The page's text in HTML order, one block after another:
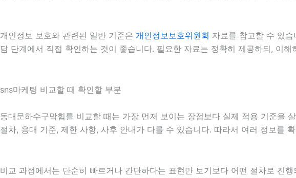
개인정보 보호와 관련된 일반 기준은 개인정보보호위원회 자료를 참고할 수 있
담 단계에서 직접 확인하는 것이 좋습니다. 필요한 자료는 정확히 제공하되, 이
sns마케팅 비교할 때 확인할 부분
동대문하수구막힘를 비교할 때는 가장 먼저 보이는 장점보다 실제 적용 기준
절차, 응대 기준, 제한 사항, 사후 안내가 다를 수 있습니다. 따라서 여러 정보를
비교 과정에서는 단순히 빠르거나 간단하다는 표현만 보기보다 어떤 절차로 진